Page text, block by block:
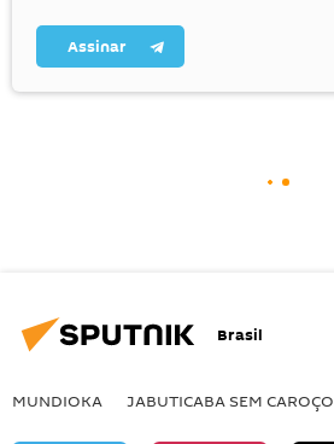
Assinar
Brasil
MUNDIOKA JABUTICABA SEM CAROÇO